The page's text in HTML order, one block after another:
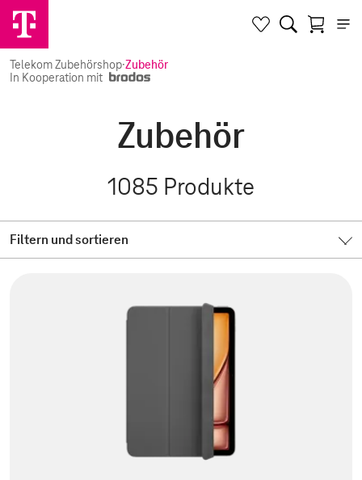
Telekom Zubehörshop·Zubehör
In Kooperation mit
Zubehör
1085 Produkte
Filtern und sortieren